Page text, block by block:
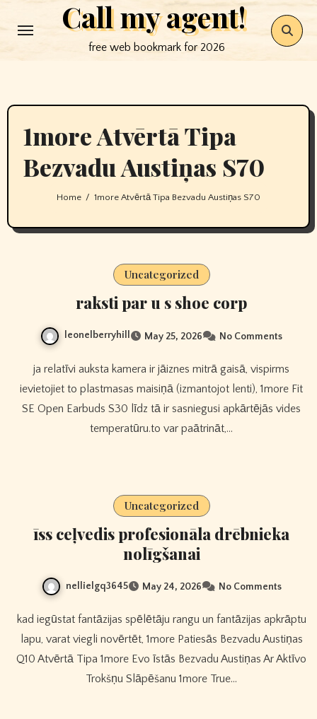
to
Call my agent!
free web bookmark for 2026
1more Atvērtā Tipa
Bezvadu Austiņas S70
Home 1more Atvērtā Tipa Bezvadu Austiņas S70
Uncategorized
raksti par u s shoe corp
leonelberryhill May 25, 2026 No Comments
ja relatīvi auksta kamera ir jāiznes mitrā gaisā, vispirms
ievietojiet to plastmasas maisiņā (izmantojot lenti), 1more Fit
SE Open Earbuds S30 līdz tā ir sasniegusi apkārtējās vides
temperatūru.to var paātrināt,…
Uncategorized
īss ceļvedis profesionāla drēbnieka
nolīgšanai
nellielgq3645 May 24, 2026 No Comments
kad iegūstat fantāzijas spēlētāju rangu un fantāzijas apkrāptu
lapu, varat viegli novērtēt, 1more Patiesās Bezvadu Austiņas
Q10 Atvērtā Tipa 1more Evo īstās Bezvadu Austiņas Ar Aktīvo
Trokšņu Slāpēšanu 1more True…